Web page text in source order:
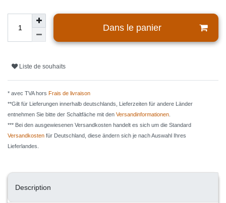
Dans le panier
Liste de souhaits
* avec TVA hors Frais de livraison
**Gilt für Lieferungen innerhalb deutschlands, Lieferzeiten für andere Länder
entnehmen Sie bitte der Schaltfäche mit den Versandinformationen
*** Bei den ausgewiesenen Versandkosten handelt es sich um die Standard
Versandkosten für Deutschland, diese ändern sich je nach Auswahl Ihres
Lieferlandes.
Description